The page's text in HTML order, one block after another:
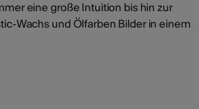
eine große Intuition bis hin zur
Wachs und Ölfarben Bilder in einem